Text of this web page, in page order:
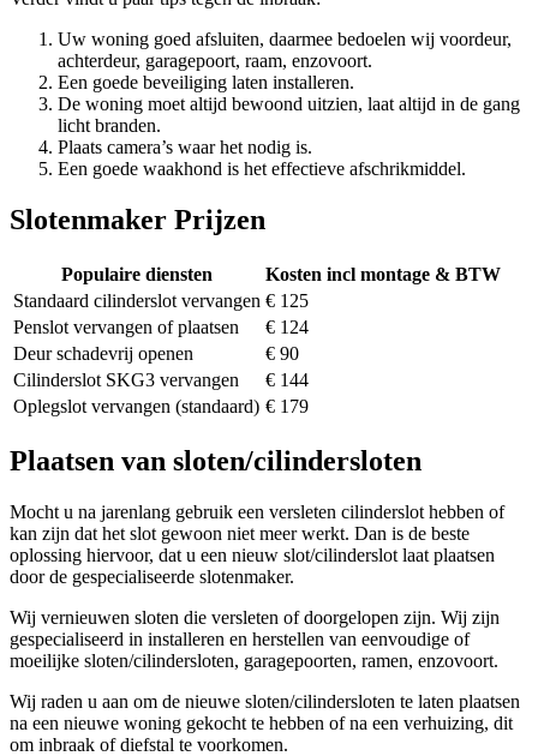
Uw woning goed afsluiten, daarmee bedoelen wij voordeur,
achterdeur, garagepoort, raam, enzovoort.
Een goede beveiliging laten installeren.
De woning moet altijd bewoond uitzien, laat altijd in de gang
licht branden.
Plaats camera’s waar het nodig is.
Een goede waakhond is het effectieve afschrikmiddel.
Slotenmaker Prijzen
Populaire diensten
Kosten incl montage & BTW
Standaard cilinderslot vervangen € 125
Penslot vervangen of plaatsen
€ 124
Deur schadevrij openen
€ 90
Cilinderslot SKG3 vervangen
€ 144
Oplegslot vervangen (standaard) € 179
Plaatsen van sloten/cilindersloten
Mocht u na jarenlang gebruik een versleten cilinderslot hebben of
kan zijn dat het slot gewoon niet meer werkt. Dan is de beste
oplossing hiervoor, dat u een nieuw slot/cilinderslot laat plaatsen
door de gespecialiseerde slotenmaker.
Wij vernieuwen sloten die versleten of doorgelopen zijn. Wij zijn
gespecialiseerd in installeren en herstellen van eenvoudige of
moeilijke sloten/cilindersloten, garagepoorten, ramen, enzovoort.
Wij raden u aan om de nieuwe sloten/cilindersloten te laten plaatsen
na een nieuwe woning gekocht te hebben of na een verhuizing, dit
om inbraak of diefstal te voorkomen.